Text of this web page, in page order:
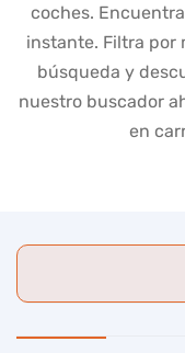
coches.
instante. Filtra por
búsqueda y
nuestro buscador
en